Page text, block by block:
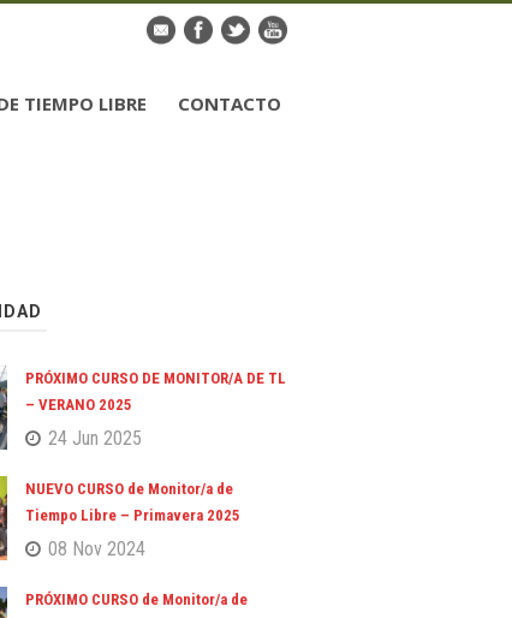
TIEMPO LIBRE CONTACTO
PRÓXIMO CURSO DE MONITOR/A DE TL
– VERANO 2025
24 Jun 2025
NUEVO CURSO de Monitor/a de
Tiempo Libre – Primavera 2025
08 Nov 2024
PRÓXIMO CURSO de Monitor/a de